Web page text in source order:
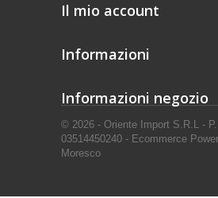
Il mio account
Informazioni
© 2026 - Oriente Import S.R.L -
03514450240 - Ecommerce
Moresco
Informazioni negozio